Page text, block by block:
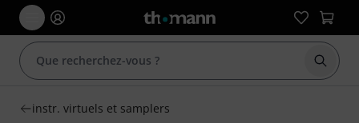
instr. virtuels et samplers